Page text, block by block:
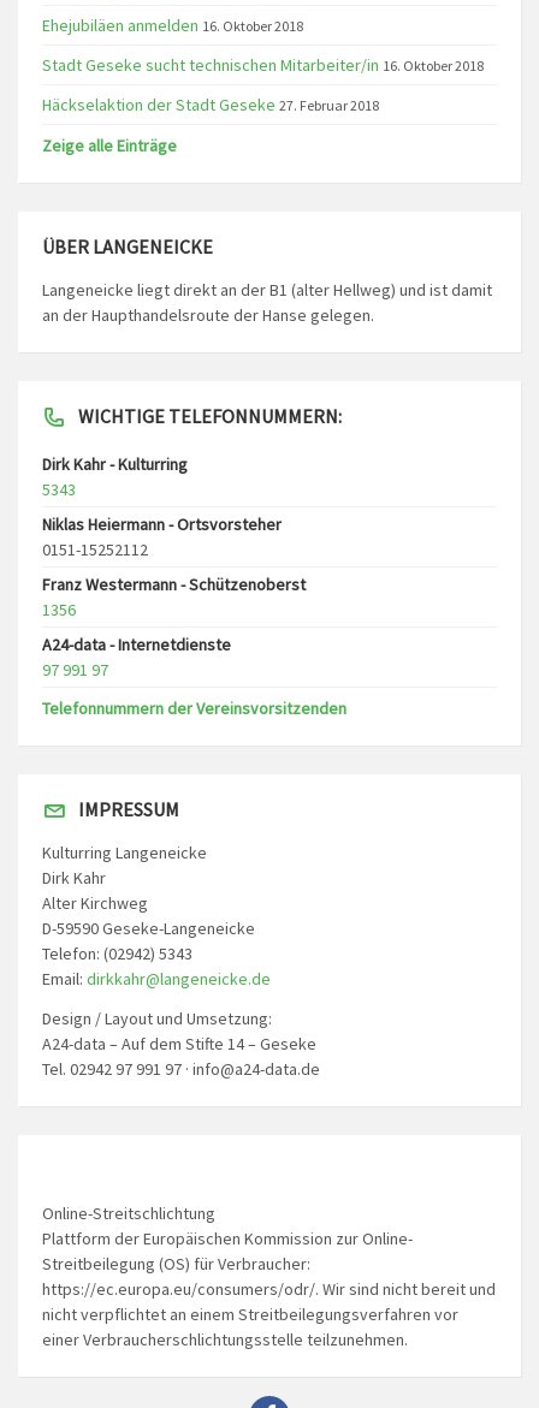
Ehejubiläen anmelden 16. Oktober 2018
Stadt Geseke sucht technischen Mitarbeiter/in 16. Oktober 2018
Häckselaktion der Stadt Geseke 27. Februar 2018
Zeige alle Einträge
ÜBER LANGENEICKE
Langeneicke liegt direkt an der B1 (alter Hellweg) und ist damit
an der Haupthandelsroute der Hanse gelegen.
WICHTIGE TELEFONNUMMERN:
Dirk Kahr - Kulturring
5343
Niklas Heiermann - Ortsvorsteher
0151-15252112
Franz Westermann - Schützenoberst
1356
A24-data - Internetdienste
97 991 97
Telefonnummern der Vereinsvorsitzenden
IMPRESSUM
Kulturring Langeneicke
Dirk Kahr
Alter Kirchweg
D-59590 Geseke-Langeneicke
Telefon: (02942) 5343
Email: dirkkahr@langeneicke.de
Design / Layout und Umsetzung:
A24-data – Auf dem Stifte 14 – Geseke
Tel. 02942 97 991 97 · info@a24-data.de
Online-Streitschlichtung
Plattform der Europäischen Kommission zur Online-
Streitbeilegung (OS) für Verbraucher:
https://ec.europa.eu/consumers/odr/. Wir sind nicht bereit und
nicht verpflichtet an einem Streitbeilegungsverfahren vor
einer Verbraucherschlichtungsstelle teilzunehmen.